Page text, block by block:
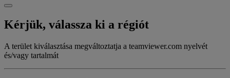
Kérjük, válassza ki a régiót
A terület kiválasztása megváltoztatja a teamviewer.com nyelvét
és/vagy tartalmát